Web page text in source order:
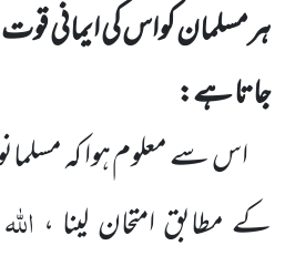
ہرمسلمان کواس کی ایمانی
جاتا ہے:
اس سے معلوم ہوا کہ
کے مطابق امتحان لینا ، اللہ